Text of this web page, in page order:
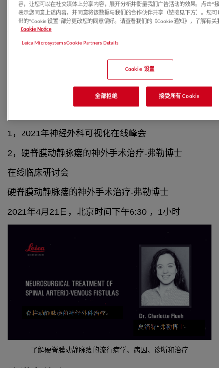
相关Leica可视化技术：M530 OHX显微镜、ARveo
显微镜、FL560、FL800
可能会讨论产品的标签外用途。请检查法规事务，以获取您所在地
意见和经验，不一定反映任何其所属机构的意见。
1，2021年神经外科可视化在线峰会
2，硬脊膜动静脉瘘的神外手术治疗-弗勒博士
在线临床研讨会
硬脊膜动静脉瘘的神外手术治疗-弗勒博士
2021年4月21日，北京时间下午6:30 ，1小时
了解硬脊膜动静脉瘘的流行病学、病因、诊断和治疗
容，让您可以在社交媒体上分享内容，展开分析并衡量我们广告活动的效果。点击“
表示您同意上述内容，并同意将该数据与我们的合作伙伴共享（链接见下方）。您可
部的“Cookie 设置”部分更改您的同意偏好。请查看我们的《Cookie 通知》，了解有
Cookie Notice
Leica Microsystems Cookie Partners Details
Cookie 设置
全部拒绝 接受所有 Cookie